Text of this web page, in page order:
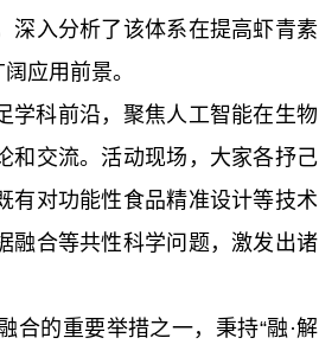
深入分析了该体系在提高虾青素
应用前景。
学科前沿，聚焦人工智能在生物
和交流。活动现场，大家各抒己
有对功能性食品精准设计等技术
融合等共性科学问题，激发出诸
合的重要举措之一，秉持“融·解